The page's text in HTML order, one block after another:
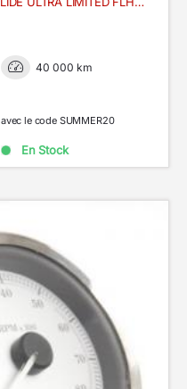
40 000 km
avec le code SUMMER20
En Stock